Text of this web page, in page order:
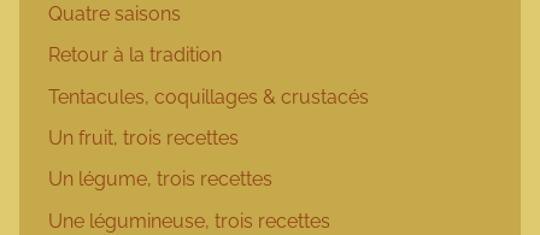
Quatre saisons
Retour à la tradition
Tentacules, coquillages & crustacés
Un fruit, trois recettes
Un légume, trois recettes
Une légumineuse, trois recettes